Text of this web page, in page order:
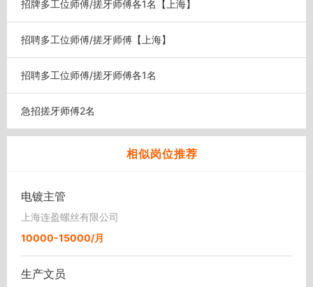
招牌多工位师傅/搓牙师傅各1名【上海】
招聘多工位师傅/搓牙师傅【上海】
招聘多工位师傅/搓牙师傅各1名
急招搓牙师傅2名
相似岗位推荐
电镀主管
上海连盈螺丝有限公司
10000-15000/月
生产文员